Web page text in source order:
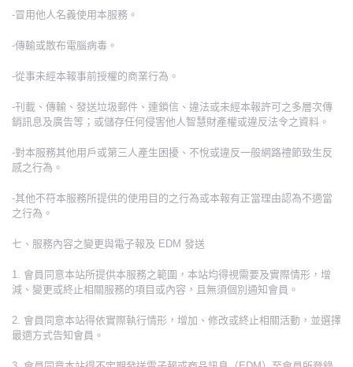
-冒用他人名義使用本服務。
-傳輸或散布電腦病毒。
-從事未經本報事前授權的商業行為。
-刊載、傳輸、發送垃圾郵件、連鎖信、違法或未經本報許可之多層次傳
銷訊息及廣告等；或儲存任何侵害他人智慧財產權或違反法令之資料。
-對本服務其他用戶或第三人產生困擾、不悅或違反一般網路禮節致生反
感之行為。
-其他不符本服務所提供的使用目的之行為或本報有正當理由認為不適當
之行為。
七、服務內容之變更與電子報及 EDM 發送
1. 會員同意本站所提供本服務之範圍，本站均得視需要及實際情形，增
減、變更或終止相關服務的項目或內容，且無須個別通知會員。
2. 會員同意本站得依實際執行情形，增加、修改或終止相關活動，並選擇
最適方式告知會員。